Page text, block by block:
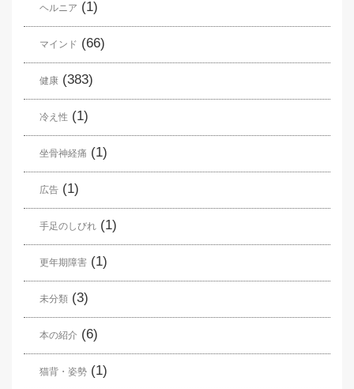
ヘルニア (1)
マインド (66)
健康 (383)
冷え性 (1)
坐骨神経痛 (1)
広告 (1)
手足のしびれ (1)
更年期障害 (1)
未分類 (3)
本の紹介 (6)
猫背・姿勢 (1)